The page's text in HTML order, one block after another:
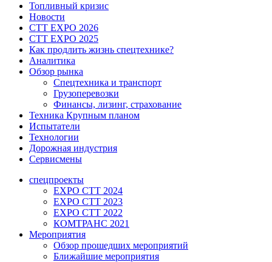
Топливный кризис
Новости
CTT EXPO 2026
CTT EXPO 2025
Как продлить жизнь спецтехнике?
Аналитика
Обзор рынка
Спецтехника и транспорт
Грузоперевозки
Финансы, лизинг, страхование
Техника Крупным планом
Испытатели
Технологии
Дорожная индустрия
Сервисмены
спецпроекты
EXPO CTT 2024
EXPO CTT 2023
EXPO CTT 2022
КОМТРАНС 2021
Мероприятия
Обзор прошедших мероприятий
Ближайшие мероприятия